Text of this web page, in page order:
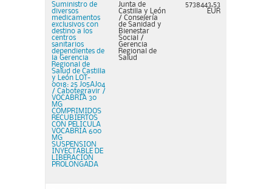
Suministro de
diversos
medicamentos
exclusivos con
destino a los
centros
sanitarios
dependientes de
la Gerencia
Regional de
Salud de Castilla
y León LOT-
0018: 25 J05AJ04
/ Cabotegravir /
VOCABRIA 30
MG
COMPRIMIDOS
RECUBIERTOS
CON PELICULA
VOCABRIA 600
MG
SUSPENSION
INYECTABLE DE
LIBERACION
PROLONGADA
Junta de
Castilla y León
/ Consejería
de Sanidad y
Bienestar
Social /
Gerencia
Regional de
Salud
5738443,53
EUR